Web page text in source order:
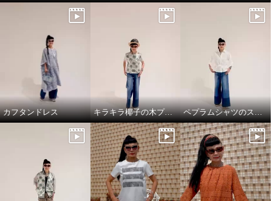
カフタンドレス キラキラ椰子の木プルオーバーでワクワクスタイリング ペプラムシャツのスタイリング